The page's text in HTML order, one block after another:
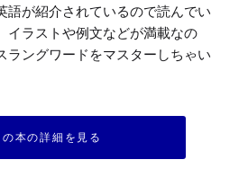
語が紹介されているので読んでい
イラストや例文などが満載なの
ラングワードをマスターしちゃい
の本の詳細を見る